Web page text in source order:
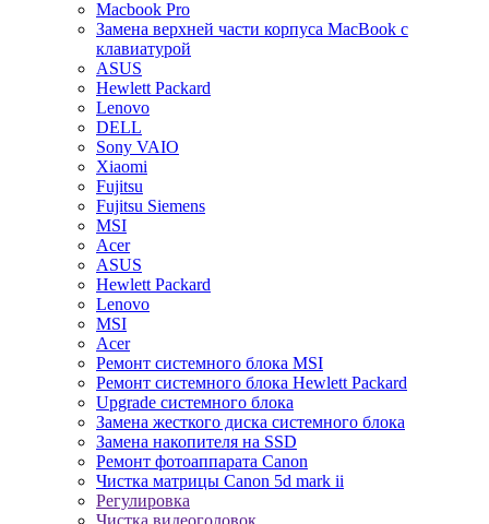
Macbook Pro
Замена верхней части корпуса MacBook с
клавиатурой
ASUS
Hewlett Packard
Lenovo
DELL
Sony VAIO
Xiaomi
Fujitsu
Fujitsu Siemens
MSI
Acer
ASUS
Hewlett Packard
Lenovo
MSI
Acer
Ремонт системного блока MSI
Ремонт системного блока Hewlett Packard
Upgrade системного блока
Замена жесткого диска системного блока
Замена накопителя на SSD
Ремонт фотоаппарата Canon
Чистка матрицы Canon 5d mark ii
Регулировка
Чистка видеоголовок